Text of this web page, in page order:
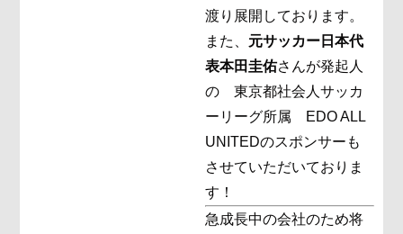
渡り展開しております。
また、 元サッカー日本代
表本田圭佑さんが発起人
の 東京都社会人サッカ
ーリーグ所属 EDO ALL
UNITEDのスポンサーも
させていただいておりま
す！
急成長中の会社のため将